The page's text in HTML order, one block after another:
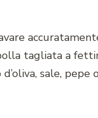
tagliata a
sale, pepe